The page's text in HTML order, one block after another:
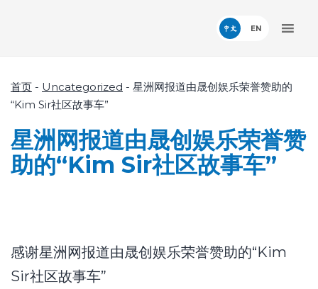
中文
首页 - Uncategorized - 星洲网报道由晟创娱乐荣誉赞助的
“Kim Sir社区故事车”
星洲网报道由晟创娱乐荣誉赞
助的“Kim Sir社区故事车”
感谢星洲网报道由晟创娱乐荣誉赞助的“Kim
Sir社区故事车”